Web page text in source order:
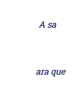
A sa
ara que